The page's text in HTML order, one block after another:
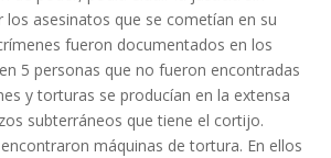
los asesinatos que se cometían en su
fueron documentados en los
5 personas que no fueron encontradas
y torturas se producían en la extensa
subterráneos que tiene el cortijo.
máquinas de tortura. En ellos